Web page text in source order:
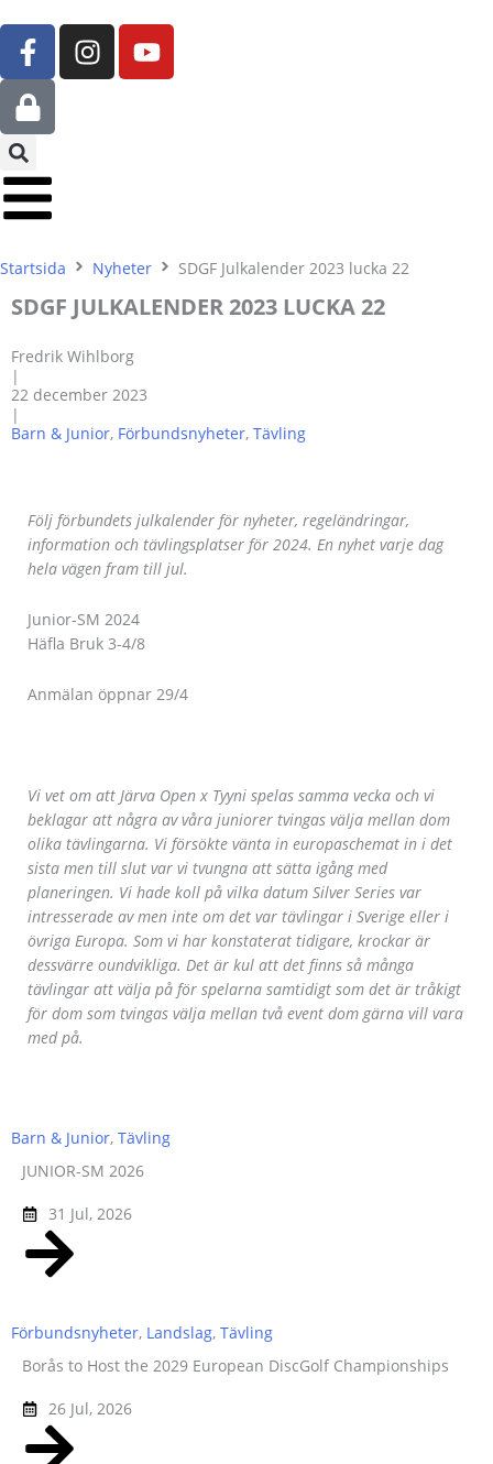
till
innehåll
F
a
c
e
b
o
o
k
-
f
I
n
s
m
Y
o
u
L
o
c
k
Startsida Nyheter SDGF Julkalender 2023 lucka 22
SDGF JULKALENDER 2023 LUCKA 22
Fredrik Wihlborg
|
22 december 2023
|
Barn & Junior, Förbundsnyheter, Tävling
Följ förbundets julkalender för nyheter, regeländringar,
information och tävlingsplatser för 2024. En nyhet varje dag
hela vägen fram till jul.
Junior-SM 2024
Häfla Bruk 3-4/8
Anmälan öppnar 29/4
Vi vet om att Järva Open x Tyyni spelas samma vecka och vi
beklagar att några av våra juniorer tvingas välja mellan dom
olika tävlingarna. Vi försökte vänta in europaschemat in i det
sista men till slut var vi tvungna att sätta igång med
planeringen. Vi hade koll på vilka datum Silver Series var
intresserade av men inte om det var tävlingar i Sverige eller i
övriga Europa. Som vi har konstaterat tidigare, krockar är
dessvärre oundvikliga. Det är kul att det finns så många
tävlingar att välja på för spelarna samtidigt som det är tråkigt
för dom som tvingas välja mellan två event dom gärna vill vara
med på.
Barn & Junior, Tävling
JUNIOR-SM 2026
31 Jul, 2026
Förbundsnyheter, Landslag, Tävling
Borås to Host the 2029 European DiscGolf Championships
26 Jul, 2026